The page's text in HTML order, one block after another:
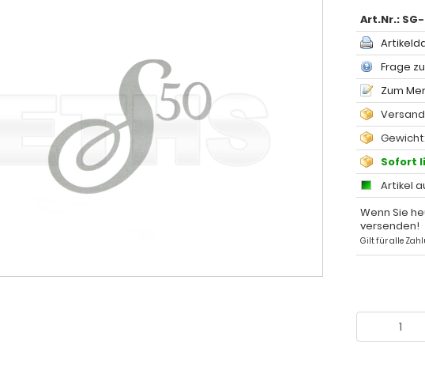
Art.Nr.:
Frage
Zum
Sofort
Artikel
Wenn Sie
versenden!
Gilt für alle